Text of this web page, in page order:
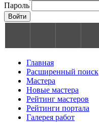
Пароль
Войти
Главная
Расширенный поиск
Мастера
Новые мастера
Рейтинг мастеров
Рейтинги портала
Галерея работ